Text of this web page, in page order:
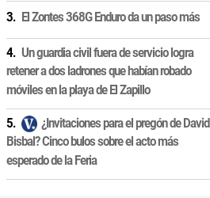
El Zontes 368G Enduro da un paso más
Un guardia civil fuera de servicio logra
retener a dos ladrones que habían robado
móviles en la playa de El Zapillo
¿Invitaciones para el pregón de David
Bisbal? Cinco bulos sobre el acto más
esperado de la Feria